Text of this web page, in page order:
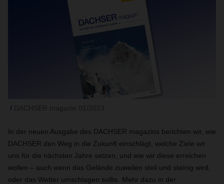
In der neuen Ausgabe des DACHSER magazins berichten wir, wie
DACHSER den Weg in die Zukunft einschlägt, welche Ziele wir
uns für die nächsten Jahre setzen, und wie wir diese erreichen
wollen – auch wenn das Gelände zuweilen steil und steinig wird,
oder das Wetter umschlagen sollte. Mehr dazu in der